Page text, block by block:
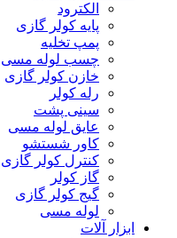
الکترود
پایه کولر گازی
پمپ تخلیه
چسب لوله مسی
خازن کولر گازی
رله کولر
سینی پشت
عایق لوله مسی
کاور شستشو
کنترل کولر گازی
گاز کولر
گیج کولر گازی
لوله مسی
ابزار آلات